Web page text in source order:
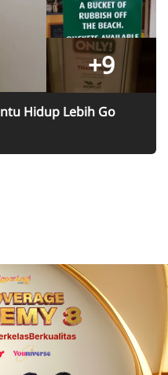
+9
Hidup Lebih Go